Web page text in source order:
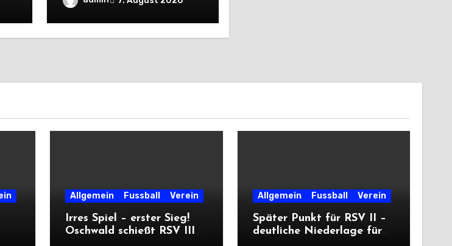
Premiere
Allgemein Fussball Verein
Irres Spiel – erster Sieg!
Oschwald schießt RSV III
Allgemein Fussball Verein
Später Punkt für RSV II –
deutliche Niederlage für